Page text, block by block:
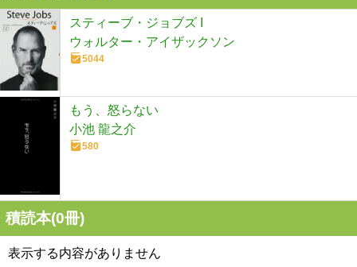
スティーブ・ジョブズ I
ウォルター・アイザックソン
5044
もう、怒らない
小池 龍之介
580
積読本(0冊)
表示する内容がありません